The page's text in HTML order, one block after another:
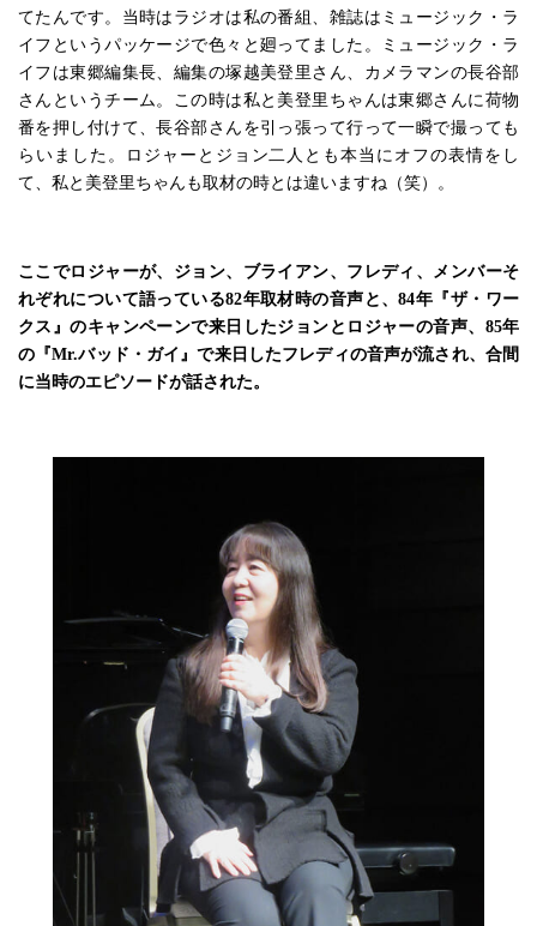
てたんです。当時はラジオは私の番組、雑誌はミュージック・ラ
イフというパッケージで色々と廻ってました。ミュージック・ラ
イフは東郷編集長、編集の塚越美登里さん、カメラマンの長谷部
さんというチーム。この時は私と美登里ちゃんは東郷さんに荷物
番を押し付けて、長谷部さんを引っ張って行って一瞬で撮っても
らいました。ロジャーとジョン二人とも本当にオフの表情をし
て、私と美登里ちゃんも取材の時とは違いますね（笑）。
ここでロジャーが、ジョン、ブライアン、フレディ、メンバーそ
れぞれについて語っている82年取材時の音声と、84年『ザ・ワー
クス』のキャンペーンで来日したジョンとロジャーの音声、85年
の『Mr.バッド・ガイ』で来日したフレディの音声が流され、合間
に当時のエピソードが話された。